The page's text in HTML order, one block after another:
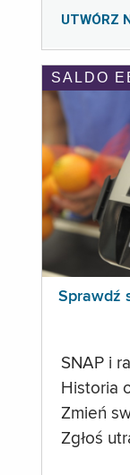
UTWÓRZ
SALDO
Sprawdź
SNAP i
Historia
Zmień
Zgłoś